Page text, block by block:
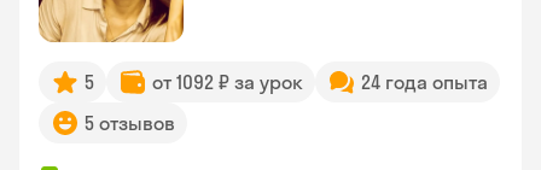
5 от 1092 ₽ за урок
24 года опыта
5 отзывов